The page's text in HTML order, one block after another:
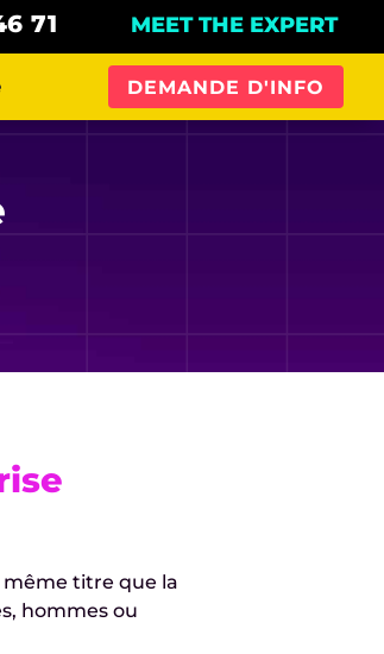
71 MEET THE EXPERT
DEMANDE D'INFO
même titre que la
hommes ou